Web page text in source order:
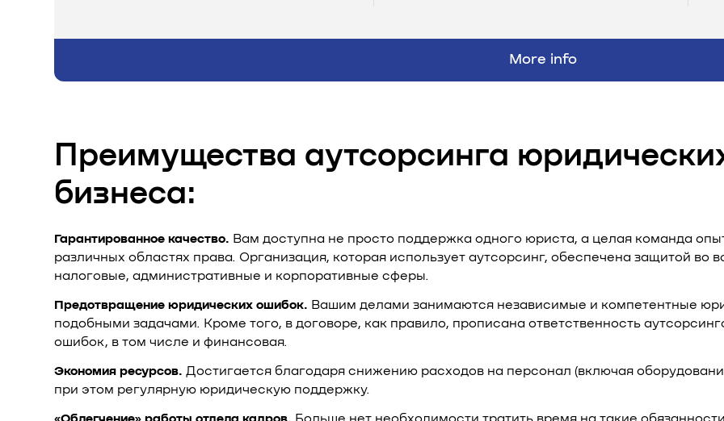
More info
Преимущества аутсорсинга
бизнеса:
Гарантированное качество. Вам доступна не просто поддержка одного юриста, а целая команда
различных областях права. Организация, которая использует аутсорсинг, обеспечена защитой во
налоговые, административные и корпоративные сферы.
Предотвращение юридических ошибок. Вашим делами занимаются независимые и компетентные
подобными задачами. Кроме того, в договоре, как правило, прописана ответственность
ошибок, в том числе и финансовая.
Экономия ресурсов. Достигается благодаря снижению расходов на персонал (включая
при этом регулярную юридическую поддержку.